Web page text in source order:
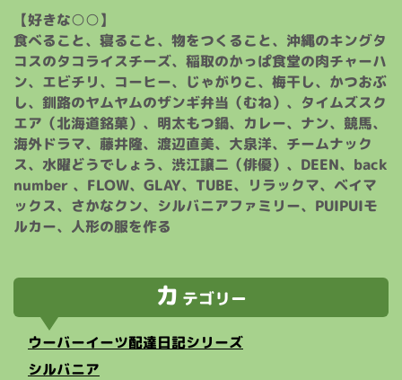
【好きな○○】
食べること、寝ること、物をつくること、沖縄のキングタ
コスのタコライスチーズ、稲取のかっぱ食堂の肉チャーハ
ン、エビチリ、コーヒー、じゃがりこ、梅干し、かつおぶ
し、釧路のヤムヤムのザンギ弁当（むね）、タイムズスク
エア（北海道銘菓）、明太もつ鍋、カレー、ナン、競馬、
海外ドラマ、藤井隆、渡辺直美、大泉洋、チームナック
ス、水曜どうでしょう、渋江譲二（俳優）、DEEN、back
number 、FLOW、GLAY、TUBE、リラックマ、ベイマ
ックス、さかなクン、シルバニアファミリー、PUIPUIモ
ルカー、人形の服を作る
カ テゴリー
ウーバーイーツ配達日記シリーズ
シルバニア